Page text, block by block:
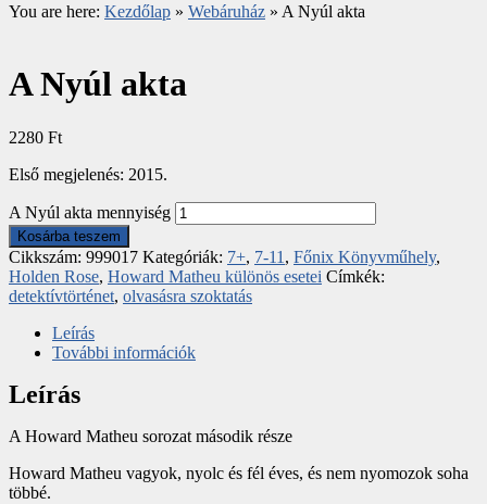
You are here: Kezdőlap » Webáruház » A Nyúl akta
A Nyúl akta
2280 Ft
Első megjelenés: 2015.
A Nyúl akta mennyiség
Kosárba teszem
Cikkszám: 999017 Kategóriák: 7+, 7-11 , Főnix Könyvműhely,
Holden Rose, Howard Matheu különös esetei Címkék:
detektívtörténet, olvasásra szoktatás
Leírás
További információk
Leírás
A Howard Matheu sorozat második része
Howard Matheu vagyok, nyolc és fél éves, és nem nyomozok soha
többé.